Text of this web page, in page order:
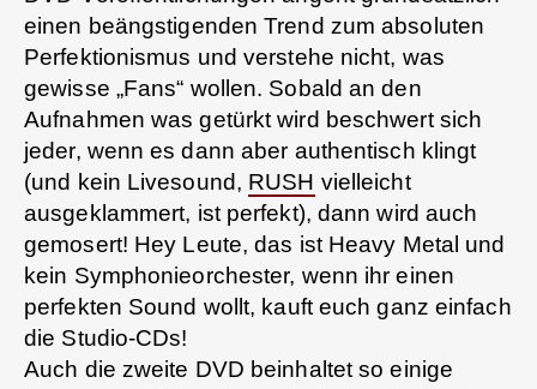
einen beängstigenden Trend zum absoluten
Perfektionismus und verstehe nicht, was
gewisse „Fans“ wollen. Sobald an den
Aufnahmen was getürkt wird beschwert sich
jeder, wenn es dann aber authentisch klingt
(und kein Livesound, RUSH vielleicht
ausgeklammert, ist perfekt), dann wird auch
gemosert! Hey Leute, das ist Heavy Metal und
kein Symphonieorchester, wenn ihr einen
perfekten Sound wollt, kauft euch ganz einfach
die Studio-CDs!
Auch die zweite DVD beinhaltet so einige